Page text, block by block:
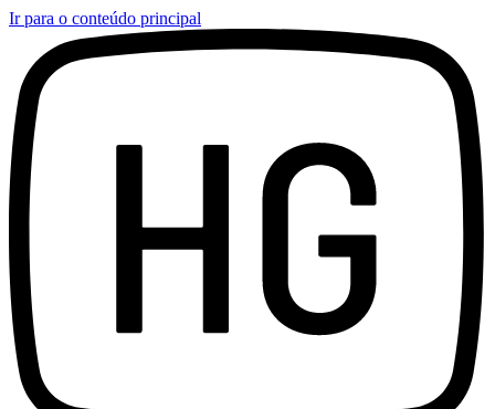
Ir para o conteúdo principal